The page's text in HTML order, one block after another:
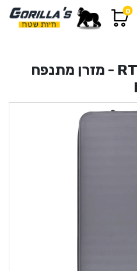
0
RTT Comfort 5082 - מזרן מתנפח